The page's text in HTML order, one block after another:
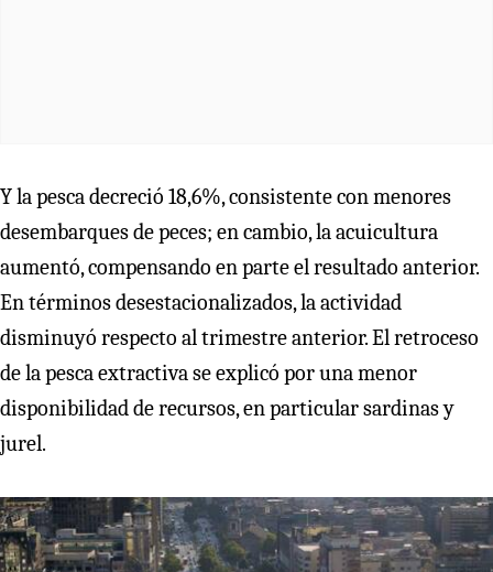
Y la pesca decreció 18,6%, consistente con menores
desembarques de peces; en cambio, la acuicultura
aumentó, compensando en parte el resultado anterior.
En términos desestacionalizados, la actividad
disminuyó respecto al trimestre anterior. El retroceso
de la pesca extractiva se explicó por una menor
disponibilidad de recursos, en particular sardinas y
jurel.